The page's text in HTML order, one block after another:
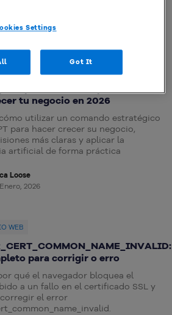
Enero, 2026
tu negocio en 2026
utilizar un comando estratégico
para hacer crecer su negocio,
más claras y aplicar la
artificial de forma práctica
Loose
2026
WEB
para corrigir o erro
qué el navegador bloquea el
a un fallo en el certificado SSL y
el error
Settings
Got It